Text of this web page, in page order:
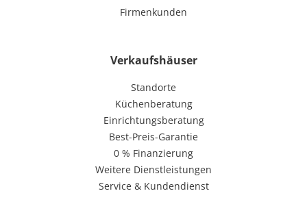
Firmenkunden
Verkaufshäuser
Standorte
Küchenberatung
Einrichtungsberatung
Best-Preis-Garantie
0 % Finanzierung
Weitere Dienstleistungen
Service & Kundendienst